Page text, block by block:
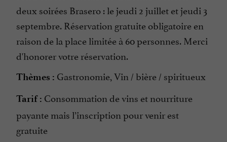
deux soirées Brasero : le jeudi 2 juillet et jeudi 3
septembre. Réservation gratuite obligatoire en
raison de la place limitée à 60 personnes. Merci
d'honorer votre réservation.
Thèmes : Gastronomie, Vin / bière / spiritueux
Tarif : Consommation de vins et nourriture
payante mais l’inscription pour venir est
gratuite